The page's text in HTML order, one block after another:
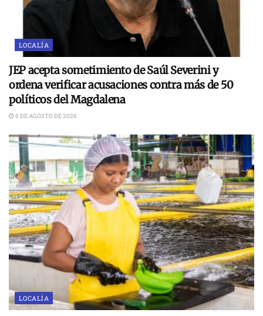
LOCALÍA
JEP acepta sometimiento de Saúl Severini y
ordena verificar acusaciones contra más de 50
políticos del Magdalena
6 DE AGOSTO DE 2026
LOCALÍA